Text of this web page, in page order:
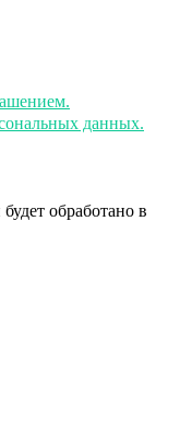
данных.
обработано в